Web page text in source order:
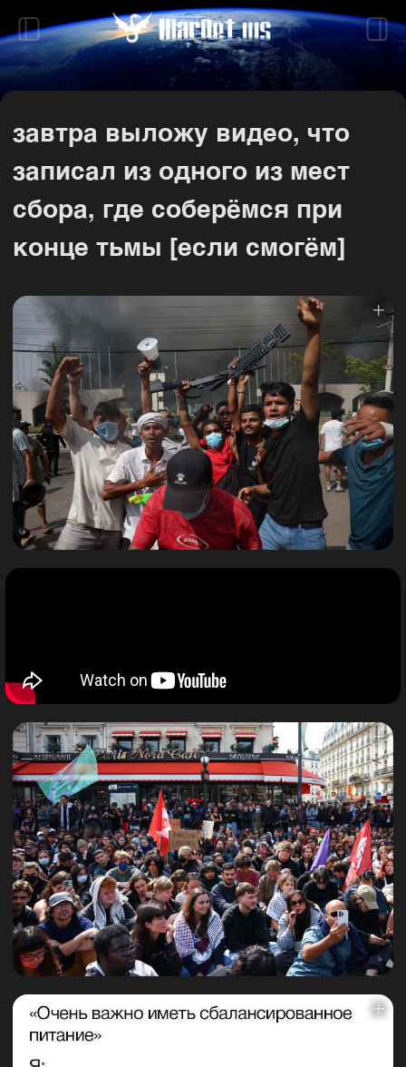
завтра выложу видео, что
записал из одного из мест
сбора, где соберёмся при
конце тьмы [если смогём]